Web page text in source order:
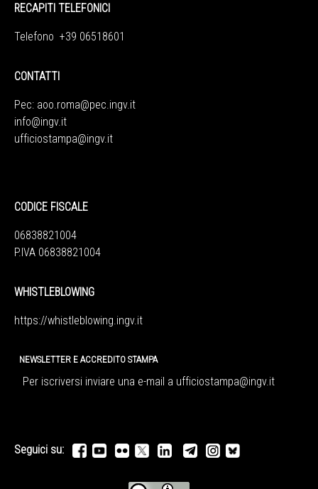
RECAPITI TELEFONICI
Telefono +39 06518601
CONTATTI
Pec: aoo.roma@pec.ingv.it
info@ingv.it
ufficiostampa@ingv.it
CODICE FISCALE
06838821004
P.IVA 06838821004
WHISTLEBLOWING
https://whistleblowing.ingv. it
NEWSLETTER E ACCREDITO STAMPA
Per iscriversi inviare una e-mail a ufficiostampa@ingv.it
Seguici su: